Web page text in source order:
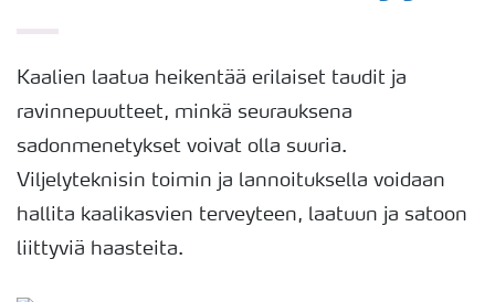
Kaalien laatua heikentää erilaiset taudit ja
ravinnepuutteet, minkä seurauksena
sadonmenetykset voivat olla suuria.
Viljelyteknisin toimin ja lannoituksella voidaan
hallita kaalikasvien terveyteen, laatuun ja satoon
liittyviä haasteita.